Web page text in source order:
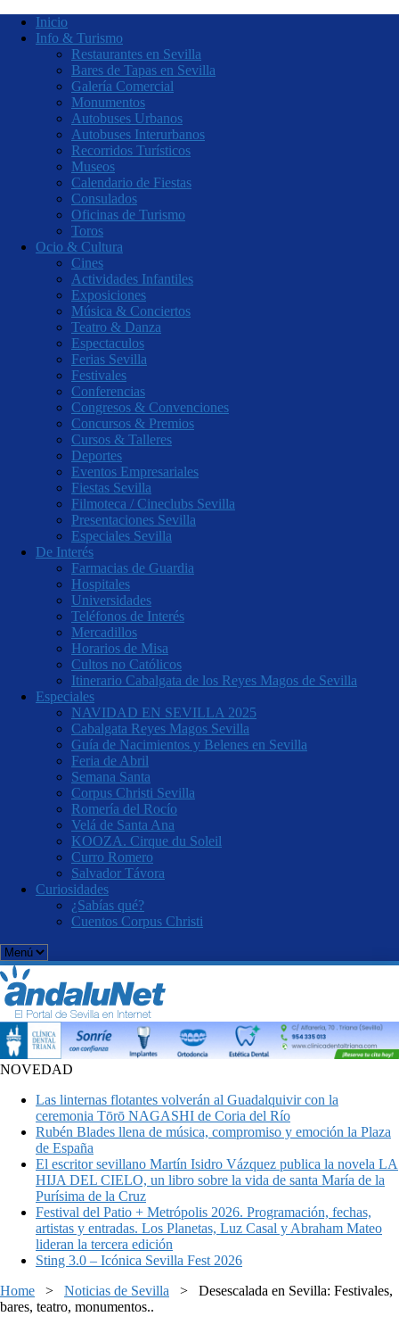
Inicio
Info & Turismo
Restaurantes en Sevilla
Bares de Tapas en Sevilla
Galería Comercial
Monumentos
Autobuses Urbanos
Autobuses Interurbanos
Recorridos Turísticos
Museos
Calendario de Fiestas
Consulados
Oficinas de Turismo
Toros
Ocio & Cultura
Cines
Actividades Infantiles
Exposiciones
Música & Conciertos
Teatro & Danza
Espectaculos
Ferias Sevilla
Festivales
Conferencias
Congresos & Convenciones
Concursos & Premios
Cursos & Talleres
Deportes
Eventos Empresariales
Fiestas Sevilla
Filmoteca / Cineclubs Sevilla
Presentaciones Sevilla
Especiales Sevilla
De Interés
Farmacias de Guardia
Hospitales
Universidades
Teléfonos de Interés
Mercadillos
Horarios de Misa
Cultos no Católicos
Itinerario Cabalgata de los Reyes Magos de Sevilla
Especiales
NAVIDAD EN SEVILLA 2025
Cabalgata Reyes Magos Sevilla
Guía de Nacimientos y Belenes en Sevilla
Feria de Abril
Semana Santa
Corpus Christi Sevilla
Romería del Rocío
Velá de Santa Ana
KOOZA. Cirque du Soleil
Curro Romero
Salvador Távora
Curiosidades
¿Sabías qué?
Cuentos Corpus Christi
NOVEDAD
Las linternas flotantes volverán al Guadalquivir con la
ceremonia Tōrō NAGASHI de Coria del Río
Rubén Blades llena de música, compromiso y emoción la Plaza
de España
El escritor sevillano Martín Isidro Vázquez publica la novela LA
HIJA DEL CIELO, un libro sobre la vida de santa María de la
Purísima de la Cruz
Festival del Patio + Metrópolis 2026. Programación, fechas,
artistas y entradas. Los Planetas, Luz Casal y Abraham Mateo
lideran la tercera edición
Sting 3.0 – Icónica Sevilla Fest 2026
Home > Noticias de Sevilla > Desescalada en Sevilla: Festivales,
bares, teatro, monumentos..